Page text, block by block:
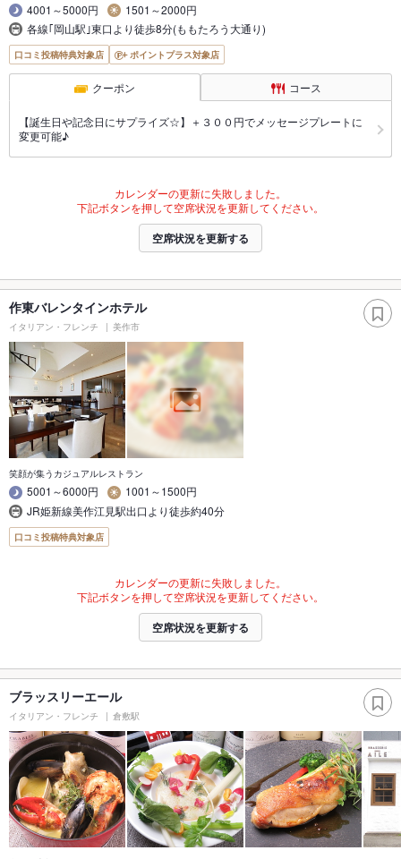
4001～5000円
1501～2000円
各線｢岡山駅｣東口より徒歩8分(ももたろう大通り)
口コミ投稿特典対象店 ポイントプラス対象店
クーポン コース
【誕生日や記念日にサプライズ☆】＋３００円でメッセージプレートに
変更可能♪
カレンダーの更新に失敗しました。
下記ボタンを押して空席状況を更新してください。
空席状況を更新する
作東バレンタインホテル
イタリアン・フレンチ 美作市
笑顔が集うカジュアルレストラン
5001～6000円
1001～1500円
JR姫新線美作江見駅出口より徒歩約40分
口コミ投稿特典対象店
カレンダーの更新に失敗しました。
下記ボタンを押して空席状況を更新してください。
空席状況を更新する
ブラッスリーエール
イタリアン・フレンチ 倉敷駅